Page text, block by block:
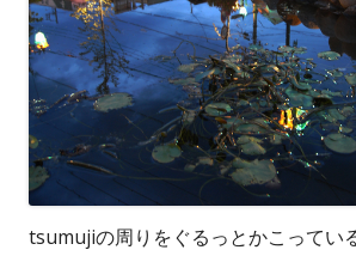
tsumujiの周りをぐるっとかこってい